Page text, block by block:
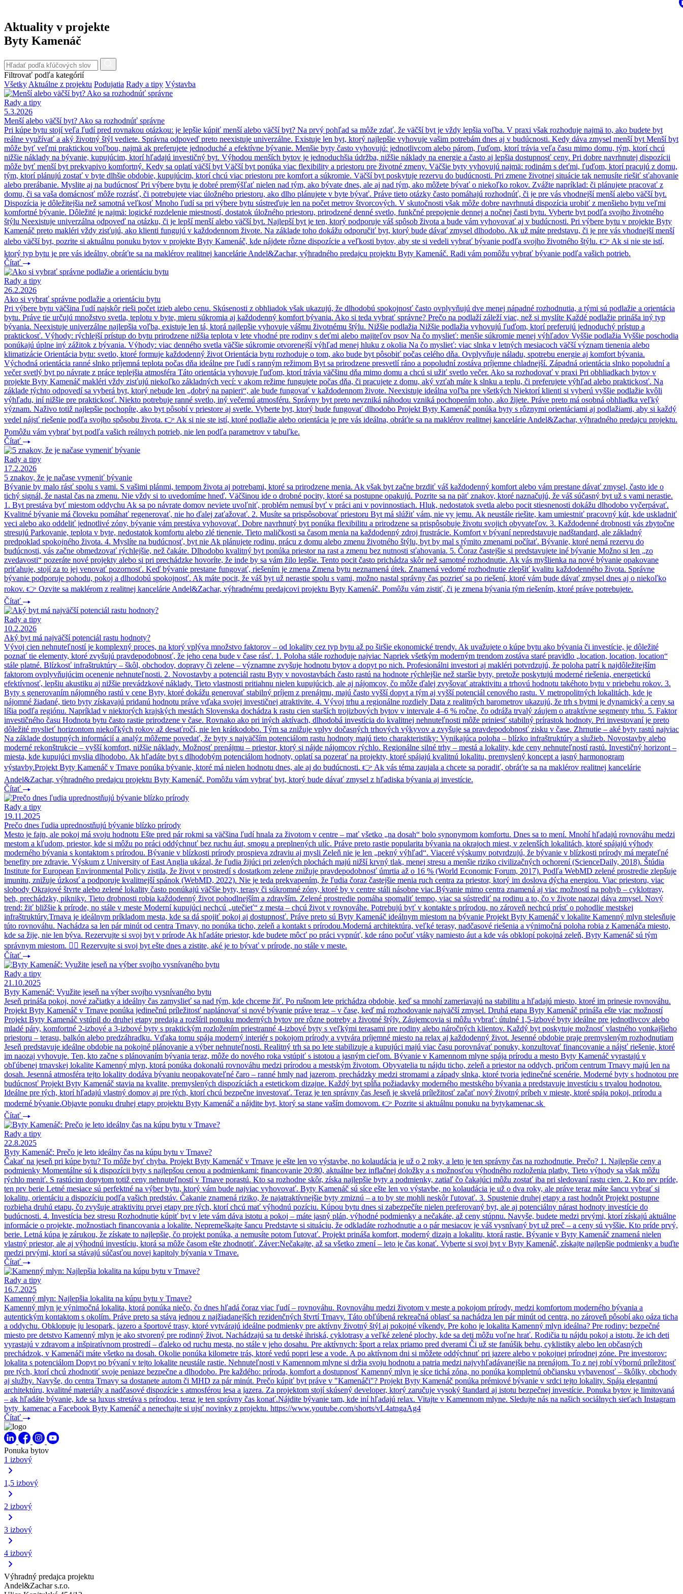
Aktuality v projekte
Byty Kamenáč
Filtrovať podľa kategórií
Všetky Aktuálne z projektu Podujatia Rady a tipy Výstavba
Rady a tipy
5.3.2026
Menší alebo väčší byt? Ako sa rozhodnúť správne
Pri kúpe bytu stojí veľa ľudí pred rovnakou otázkou: je lepšie kúpiť menší alebo väčší byt? Na prvý pohľad sa môže zdať, že väčší byt je vždy lepšia voľba. V praxi však rozhoduje najmä to, ako budete byt
reálne využívať a aký životný štýl vediete. Správna odpoveď preto neexistuje univerzálne. Existuje len byt, ktorý najlepšie vyhovuje vašim potrebám dnes aj v budúcnosti. Kedy dáva zmysel menší byt Menší byt
môže byť veľmi praktickou voľbou, najmä ak preferujete jednoduché a efektívne bývanie. Menšie byty často vyhovujú: jednotlivcom alebo párom, ľuďom, ktorí trávia veľa času mimo domu, tým, ktorí chcú
nižšie náklady na bývanie, kupujúcim, ktorí hľadajú investičný byt. Výhodou menších bytov je jednoduchšia údržba, nižšie náklady na energie a často aj lepšia dostupnosť ceny. Pri dobre navrhnutej dispozícii
môže byť menší byt prekvapivo komfortný. Kedy sa oplatí väčší byt Väčší byt ponúka viac flexibility a priestoru pre životné zmeny. Väčšie byty vyhovujú najmä: rodinám s deťmi, ľuďom, ktorí pracujú z domu,
tým, ktorí plánujú zostať v byte dlhšie obdobie, kupujúcim, ktorí chcú viac priestoru pre komfort a súkromie. Väčší byt poskytuje rezervu do budúcnosti. Pri zmene životnej situácie tak nemusíte riešiť sťahovanie
alebo prerábanie. Myslite aj na budúcnosť Pri výbere bytu je dobré premýšľať nielen nad tým, ako bývate dnes, ale aj nad tým, ako môžete bývať o niekoľko rokov. Zvážte napríklad: či plánujete pracovať z
domu, či sa vaša domácnosť môže rozrásť, či potrebujete viac úložného priestoru, ako dlho plánujete v byte bývať. Práve tieto otázky často pomáhajú rozhodnúť, či je pre vás vhodnejší menší alebo väčší byt.
Dispozícia je dôležitejšia než samotná veľkosť Mnoho ľudí sa pri výbere bytu sústreďuje len na počet metrov štvorcových. V skutočnosti však môže dobre navrhnutá dispozícia urobiť z menšieho bytu veľmi
komfortné bývanie. Dôležité je najmä: logické rozdelenie miestností, dostatok úložného priestoru, prirodzené denné svetlo, funkčné prepojenie dennej a nočnej časti bytu. Vyberte byt podľa svojho životného
štýlu Neexistuje univerzálna odpoveď na otázku, či je lepší menší alebo väčší byt. Najlepší byt je ten, ktorý podporuje váš spôsob života a bude vám vyhovovať aj v budúcnosti. Pri výbere bytu v projekte Byty
Kamenáč preto makléri vždy zisťujú, ako klienti fungujú v každodennom živote. Na základe toho dokážu odporučiť byt, ktorý bude dávať zmysel dlhodobo. Ak už máte predstavu, či je pre vás vhodnejší menší
alebo väčší byt, pozrite si aktuálnu ponuku bytov v projekte Byty Kamenáč, kde nájdete rôzne dispozície a veľkosti bytov, aby ste si vedeli vybrať bývanie podľa svojho životného štýlu. 👉 Ak si nie ste istí,
ktorý typ bytu je pre vás ideálny, obráťte sa na maklérov realitnej kancelárie Andel&Zachar, výhradného predajcu projektu Byty Kamenáč. Radi vám pomôžu vybrať bývanie podľa vašich potrieb.
Čítať
Rady a tipy
26.2.2026
Ako si vybrať správne podlažie a orientáciu bytu
Pri výbere bytu väčšina ľudí najskôr rieši počet izieb alebo cenu. Skúsenosti z obhliadok však ukazujú, že dlhodobú spokojnosť často ovplyvňujú dve menej nápadné rozhodnutia, a tými sú podlažie a orientácia
bytu. Práve tie určujú množstvo svetla, teplotu v byte, mieru súkromia aj každodenný komfort bývania. Ako si teda vybrať správne? Prečo na podlaží záleží viac, než si myslíte Každé podlažie prináša iný typ
bývania. Neexistuje univerzálne najlepšia voľba, existuje len tá, ktorá najlepšie vyhovuje vášmu životnému štýlu. Nižšie podlažia Nižšie podlažia vyhovujú ľuďom, ktorí preferujú jednoduchý prístup a
praktickosť. Výhody: rýchlejší prístup do bytu prirodzene nižšia teplota v lete vhodné pre rodiny s deťmi alebo majiteľov psov Na čo myslieť: menšie súkromie menej výhľadov Vyššie podlažia Vyššie poschodia
ponúkajú úplne iný zážitok z bývania. Výhody: viac denného svetla väčšie súkromie otvorenejší výhľad menej hluku z okolia Na čo myslieť: viac slnka v letných mesiacoch väčší význam tienenia alebo
klimatizácie Orientácia bytu: svetlo, ktoré formuje každodenný život Orientácia bytu rozhoduje o tom, ako bude byt pôsobiť počas celého dňa. Ovplyvňuje náladu, spotrebu energie aj komfort bývania.
Východná orientácia ranné slnko príjemná teplota počas dňa ideálne pre ľudí s ranným režimom Byt sa prirodzene presvetlí ráno a popoludní zostáva príjemne chladnejší. Západná orientácia slnko popoludní a
večer svetlý byt po návrate z práce teplejšia atmosféra Táto orientácia vyhovuje ľuďom, ktorí trávia väčšinu dňa mimo domu a chcú si užiť svetlo večer. Ako sa rozhodovať v praxi Pri obhliadkach bytov v
projekte Byty Kamenáč makléri vždy zisťujú niekoľko základných vecí: v akom režime fungujete počas dňa, či pracujete z domu, aký vzťah máte k slnku a teplu, či preferujete výhľad alebo praktickosť. Na
základe týchto odpovedí sa vyberá byt, ktorý nebude len „dobrý na papieri“, ale bude fungovať v každodennom živote. Neexistuje ideálna voľba pre všetkých Niektorí klienti si vyberú vyššie podlažie kvôli
výhľadu, iní nižšie pre praktickosť. Niekto potrebuje ranné svetlo, iný večernú atmosféru. Správny byt preto nevzniká náhodou vzniká pochopením toho, ako žijete. Práve preto má osobná obhliadka veľký
význam. Naživo totiž najlepšie pochopíte, ako byt pôsobí v priestore aj svetle. Vyberte byt, ktorý bude fungovať dlhodobo Projekt Byty Kamenáč ponúka byty s rôznymi orientáciami aj podlažiami, aby si každý
vedel nájsť riešenie podľa svojho spôsobu života. 👉 Ak si nie ste istí, ktoré podlažie alebo orientácia je pre vás ideálna, obráťte sa na maklérov realitnej kancelárie Andel&Zachar, výhradného predajcu projektu.
Pomôžu vám vybrať byt podľa vašich reálnych potrieb, nie len podľa parametrov v tabuľke.
Čítať
Rady a tipy
17.2.2026
5 znakov, že je načase vymeniť bývanie
Bývanie by malo rásť spolu s vami. S vašimi plánmi, tempom života aj potrebami, ktoré sa prirodzene menia. Ak však byt začne brzdiť váš každodenný komfort alebo vám prestane dávať zmysel, často ide o
tichý signál, že nastal čas na zmenu. Nie vždy si to uvedomíme hneď. Väčšinou ide o drobné pocity, ktoré sa postupne opakujú. Pozrite sa na päť znakov, ktoré naznačujú, že váš súčasný byt už s vami nerastie.
1. Byt prestáva byť miestom oddychu Ak sa po návrate domov neviete uvoľniť, problém nemusí byť v práci ani v povinnostiach. Hluk, nedostatok svetla alebo pocit stiesnenosti dokážu dlhodobo vyčerpávať.
Kvalitné bývanie má človeku pomáhať regenerovať, nie ho ďalej zaťažovať. 2. Musíte sa prispôsobovať priestoru Byt má slúžiť vám, nie vy jemu. Ak neustále riešite, kam umiestniť pracovný kút, kde uskladniť
veci alebo ako oddeliť jednotlivé zóny, bývanie vám prestáva vyhovovať. Dobre navrhnutý byt ponúka flexibilitu a prirodzene sa prispôsobuje životu svojich obyvateľov. 3. Každodenné drobnosti vás zbytočne
stresujú Parkovanie, teplota v byte, nedostatok komfortu alebo zlé tienenie. Tieto maličkosti sa časom menia na každodenný zdroj frustrácie. Komfort v bývaní nepredstavuje nadštandard, ale základný
predpoklad spokojného života. 4. Myslíte na budúcnosť, byt nie Ak plánujete rodinu, prácu z domu alebo zmenu životného štýlu, byt by mal s týmito zmenami počítať. Bývanie, ktoré nemá rezervu do
budúcnosti, vás začne obmedzovať rýchlejšie, než čakáte. Dlhodobo kvalitný byt ponúka priestor na rast a zmenu bez nutnosti sťahovania. 5. Čoraz častejšie si predstavujete iné bývanie Možno si len „zo
zvedavosti“ pozeráte nové projekty alebo si pri prechádzke hovoríte, že inde by sa vám žilo lepšie. Tento pocit často prichádza skôr než samotné rozhodnutie. Ak vás myšlienka na nové bývanie opakovane
priťahuje, stojí za to jej venovať pozornosť. Keď bývanie prestane fungovať, riešením je zmena Zmena bytu neznamená útek. Znamená vedomé rozhodnutie zlepšiť kvalitu každodenného života. Správne
bývanie podporuje pohodu, pokoj a dlhodobú spokojnosť. Ak máte pocit, že váš byt už nerastie spolu s vami, možno nastal správny čas pozrieť sa po riešení, ktoré vám bude dávať zmysel dnes aj o niekoľko
rokov. 👉 Ozvite sa maklérom z realitnej kancelárie Andel&Zachar, výhradnému predajcovi projektu Byty Kamenáč. Pomôžu vám zistiť, či je zmena bývania tým riešením, ktoré práve potrebujete.
Čítať
Rady a tipy
10.2.2026
Aký byt má najväčší potenciál rastu hodnoty?
Vývoj cien nehnuteľností je komplexný proces, na ktorý vplýva množstvo faktorov – od lokality cez typ bytu až po širšie ekonomické trendy. Ak uvažujete o kúpe bytu ako bývania či investície, je dôležité
poznať tie elementy, ktoré zvyšujú pravdepodobnosť, že jeho cena bude v čase rásť. 1. Poloha stále rozhoduje najviac Napriek všetkým moderným trendom zostáva staré pravidlo „location, location, location“
stále platné. Blízkosť infraštruktúry – škôl, obchodov, dopravy či zelene – významne zvyšuje hodnotu bytov a dopyt po nich. Profesionálni investori aj makléri potvrdzujú, že poloha patrí k najdôležitejším
faktorom ovplyvňujúcim ocenenie nehnuteľnosti. 2. Novostavby a potenciál rastu Byty v novostavbách často rastú na hodnote rýchlejšie než staršie byty, pretože poskytujú moderné riešenia, energetickú
efektívnosť, lepšiu akustiku aj nižšie prevádzkové náklady. Tieto vlastnosti pritiahnu nielen kupujúcich, ale aj nájomcov, čo môže ďalej zvyšovať atraktivitu a trhovú hodnotu takéhoto bytu v priebehu rokov. 3.
Byty s generovaním nájomného rastú v cene Byty, ktoré dokážu generovať stabilný príjem z prenájmu, majú často vyšší dopyt a tým aj vyšší potenciál cenového rastu. V metropolitných lokalitách, kde je
nájomné žiadané, tieto byty získavajú pridanú hodnotu práve vďaka svojej investičnej atraktivite. 4. Vývoj trhu a regionálne rozdiely Data z realitných barometrov ukazujú, že trh s bytmi je dynamický a ceny sa
líšia podľa regiónu. Napríklad v niektorých krajských mestách Slovenska dochádza k rastu cien starších trojizbových bytov v intervale 4–6 % ročne, čo odráža trvalý záujem o atraktívne segmenty trhu. 5. Faktor
investičného času Hodnota bytu často rastie prirodzene v čase. Rovnako ako pri iných aktívach, dlhodobá investícia do kvalitnej nehnuteľnosti môže priniesť stabilný prírastok hodnoty. Pri investovaní je preto
dôležité myslieť horizontom niekoľkých rokov až desaťročí, nie len krátkodobo. Tým sa znižuje vplyv dočasných trhových výkyvov a zvyšuje sa pravdepodobnosť zisku v čase. Zhrnutie – aké byty rastú najviac
Na základe dostupných informácií a analýz môžeme povedať, že byty s najväčším potenciálom rastu hodnoty majú tieto charakteristiky: Vynikajúca poloha – blízko infraštruktúry a služieb. Novostavby alebo
moderné rekonštrukcie – vyšší komfort, nižšie náklady. Možnosť prenájmu – priestor, ktorý si nájde nájomcov rýchlo. Regionálne silné trhy – mestá a lokality, kde ceny nehnuteľností rastú. Investičný horizont –
miesta, kde kupujúci myslia dlhodobo. Ak hľadáte byt s dlhodobým potenciálom hodnoty, oplatí sa pozerať na projekty, ktoré spájajú kvalitnú lokalitu, premyslený koncept a jasný harmonogram
výstavby.Projekt Byty Kamenáč v Trnave ponúka bývanie, ktoré má nielen hodnotu dnes, ale aj do budúcnosti. 👉 Ak vás téma zaujala a chcete sa poradiť, obráťte sa na maklérov realitnej kancelárie
Andel&Zachar, výhradného predajcu projektu Byty Kamenáč. Pomôžu vám vybrať byt, ktorý bude dávať zmysel z hľadiska bývania aj investície.
Čítať
Rady a tipy
19.11.2025
Prečo dnes ľudia uprednostňujú bývanie blízko prírody
Mesto je fajn, ale pokoj má svoju hodnotu Ešte pred pár rokmi sa väčšina ľudí hnala za životom v centre – mať všetko „na dosah“ bolo synonymom komfortu. Dnes sa to mení. Mnohí hľadajú rovnováhu medzi
mestom a kľudom, priestor, kde si môžu po práci oddýchnuť bez ruchu áut, smogu a preplnených ulíc. Práve preto rastie popularita bývania na okrajoch miest, v zelenších lokalitách, ktoré spájajú výhody
moderného bývania s kontaktom s prírodou. Bývanie v blízkosti prírody prospieva zdraviu aj mysli Zeleň nie je len „pekný výhľad“. Viaceré výskumy potvrdzujú, že bývanie v blízkosti prírody má merateľné
benefity pre zdravie. Výskum z University of East Anglia ukázal, že ľudia žijúci pri zelených plochách majú nižší krvný tlak, menej stresu a menšie riziko civilizačných ochorení (ScienceDaily, 2018). Štúdia
Institute for European Environmental Policy zistila, že život v prostredí s dostatkom zelene znižuje pravdepodobnosť úmrtia až o 16 % (World Economic Forum, 2017). Podľa WebMD zelené prostredie zlepšuje
imunitu, znižuje úzkosť a podporuje kvalitnejší spánok (WebMD, 2022). Nie je teda prekvapením, že ľudia čoraz častejšie menia ruch centra za priestor, ktorý im doslova dýcha energiou. Viac priestoru, viac
slobody Okrajové štvrte alebo zelené lokality často ponúkajú väčšie byty, terasy či súkromné zóny, ktoré by v centre stáli násobne viac.Bývanie mimo centra znamená aj viac možností na pohyb – cyklotrasy,
beh, prechádzky, pikniky. Tieto drobnosti robia každodenný život pohodlnejším a zdravším. Zelené prostredie pomáha spomaliť tempo, viac sa sústrediť na rodinu a to, čo v živote naozaj dáva zmysel. Nový
trend: žiť bližšie k prírode, no stále v meste Moderní kupujúci nechcú „utečieť“ z mesta – chcú život v rovnováhe. Potrebujú byť v kontakte s prírodou, no zároveň nechcú prísť o pohodlie mestskej
infraštruktúry.Trnava je ideálnym príkladom mesta, kde sa dá spojiť pokoj aj dostupnosť. Práve preto sú Byty Kamenáč ideálnym miestom na bývanie Projekt Byty Kamenáč v lokalite Kamenný mlyn stelesňuje
túto rovnováhu. Nachádza sa len pár minút od centra Trnavy, no ponúka ticho, zeleň a kontakt s prírodou.Moderná architektúra, veľké terasy, nadčasové riešenia a výnimočná poloha robia z Kamenáča miesto,
kde sa žije, nie len býva. Rezervujte si svoj byt v prírode Ak hľadáte priestor, kde budete môcť po práci vypnúť, kde ráno počuť vtáky namiesto áut a kde vás obklopí pokojná zeleň, Byty Kamenáč sú tým
správnym miestom. 👉🏻 Rezervujte si svoj byt ešte dnes a zistite, aké je to bývať v prírode, no stále v meste.
Čítať
Rady a tipy
21.10.2025
Byty Kamenáč: Využite jeseň na výber svojho vysnívaného bytu
Jeseň prináša pokoj, nové začiatky a ideálny čas zamyslieť sa nad tým, kde chceme žiť. Po rušnom lete prichádza obdobie, keď sa mnohí zameriavajú na stabilitu a hľadajú miesto, ktoré im prinesie rovnováhu.
Projekt Byty Kamenáč v Trnave ponúka jedinečnú príležitosť naplánovať si nové bývanie práve teraz – v čase, keď má rozhodovanie najväčší zmysel. Druhá etapa Byty Kamenáč prináša ešte viac možností
Projekt Byty Kamenáč vstúpil do druhej etapy predaja a rozšíril ponuku moderných bytov pre rôzne potreby a životné štýly. Záujemcovia si môžu vybrať: útulné 1,5-izbové byty ideálne pre jednotlivcov alebo
mladé páry, komfortné 2-izbové a 3-izbové byty s praktickým rozložením priestranné 4-izbové byty s veľkými terasami pre rodiny alebo náročných klientov. Každý byt poskytuje možnosť vlastného vonkajšieho
priestoru – terasu, balkón alebo predzáhradku. Vďaka tomu spája moderný interiér s pokojom prírody a vytvára príjemné miesto na relax aj každodenný život. Jesenné obdobie praje premysleným rozhodnutiam
Jeseň predstavuje ideálne obdobie na pokojné plánovanie a výber nehnuteľnosti. Realitný trh sa po lete stabilizuje a kupujúci majú viac času porovnávať ponuky, konzultovať financovanie a nájsť riešenie, ktoré
im naozaj vyhovuje. Ten, kto začne s plánovaním bývania teraz, môže do nového roka vstúpiť s istotou a jasným cieľom. Bývanie v Kamennom mlyne spája prírodu a mesto Byty Kamenáč vyrastajú v
obľúbenej trnavskej lokalite Kamenný mlyn, ktorá ponúka dokonalú rovnováhu medzi prírodou a mestským životom. Obyvatelia tu nájdu ticho, zeleň a priestor na oddych, pričom centrum Trnavy majú len na
dosah. Jesenná atmosféra tejto lokality dodáva bývaniu neopakovateľné čaro – ranné hmly nad jazerom, prechádzky medzi stromami a západy slnka, ktoré tvoria jedinečné scenérie. Moderné byty s hodnotou pre
budúcnosť Projekt Byty Kamenáč stavia na kvalite, premyslených dispozíciách a estetickom dizajne. Každý byt spĺňa požiadavky moderného mestského bývania a predstavuje investíciu s trvalou hodnotou.
Ideálne pre tých, ktorí hľadajú vlastný domov aj pre tých, ktorí chcú bezpečne investovať. Teraz je ten správny čas Jeseň je skvelá príležitosť začať nový životný príbeh v mieste, ktoré spája pokoj, prírodu a
moderné bývanie.Objavte ponuku druhej etapy projektu Byty Kamenáč a nájdite byt, ktorý sa stane vaším domovom. 👉 Pozrite si aktuálnu ponuku na bytykamenac.sk
Čítať
Rady a tipy
22.8.2025
Byty Kamenáč: Prečo je leto ideálny čas na kúpu bytu v Trnave?
Čakať na jeseň pri kúpe bytu? To môže byť chyba. Projekt Byty Kamenáč v Trnave je ešte len vo výstavbe, no kolaudácia je už o 2 roky, a leto je ten správny čas na rozhodnutie. Prečo? 1. Najlepšie ceny a
podmienky Momentálne sú k dispozícii byty s najlepšou cenou a podmienkami: financovanie 20:80, aktuálne bez inflačnej doložky a s možnosťou výhodného rozloženia platby. Tieto výhody sa však môžu
rýchlo meniť. S rastúcim dopytom totiž ceny nehnuteľností v Trnave porastú. Kto sa rozhodne skôr, získa najlepšie byty a podmienky, zatiaľ čo čakajúci môžu zostať iba pri sledovaní rastu cien. 2. Kto prv príde,
ten prv berie Letné mesiace sú perfektné na výber bytu, ktorý vám bude najviac vyhovovať. Byty Kamenáč sú síce ešte len vo výstavbe, no kolaudácia je už o dva roky, ale práve teraz máte šancu vybrať si
lokalitu, orientáciu a dispozíciu podľa vašich predstáv. Čakanie znamená riziko, že najatraktívnejšie byty zmiznú – a to by ste mohli neskôr ľutovať. 3. Spustenie druhej etapy a rast hodnôt Projekt postupne
rozbieha druhú etapu, čo zvyšuje atraktivitu prvej etapy pre tých, ktorí chcú mať výhodnú pozíciu. Kúpou bytu dnes si zabezpečíte nielen preferovaný byt, ale aj potenciálny nárast hodnoty investície do
budúcnosti. 4. Investícia bez stresu Rozhodnutie kúpiť byt v lete vám dáva istotu a pokoj – máte jasný plán, výhodné podmienky a nečakáte, až ceny stúpnu. Navyše, budete medzi prvými, ktorí získajú aktuálne
informácie o projekte, možnostiach financovania a lokalite. Nepremeškajte šancu Predstavte si situáciu, že odkladáte rozhodnutie a o pár mesiacov je váš vysnívaný byt už preč – a ceny sú vyššie. Kto príde prvý,
berie. Letná kúpa je zárukou, že získate to najlepšie, čo projekt ponúka, a nemusíte potom ľutovať. Projekt prináša komfort, moderný dizajn a lokalitu, ktorá rastie. Bývanie v Byty Kamenáč znamená nielen
vlastný priestor, ale aj výhodnú investíciu, ktorá sa môže časom ešte zhodnotiť. Záver:Nečakajte, až sa všetko zmení – leto je čas konať. Vyberte si svoj byt v Byty Kamenáč, získajte najlepšie podmienky a buďte
medzi prvými, ktorí sa stávajú súčasťou novej kapitoly bývania v Trnave.
Čítať
Rady a tipy
16.7.2025
Kamenný mlyn: Najlepšia lokalita na kúpu bytu v Trnave?
Kamenný mlyn je výnimočná lokalita, ktorá ponúka niečo, čo dnes hľadá čoraz viac ľudí – rovnováhu. Rovnováhu medzi životom v meste a pokojom prírody, medzi komfortom moderného bývania a
autentickým kontaktom s okolím. Práve preto sa stáva jednou z najžiadanejších rezidenčných štvrtí Trnavy. Táto obľúbená rekreačná oblasť sa nachádza len pár minút od centra, no zároveň pôsobí ako oáza ticha
a oddychu. Obklopuje ju lesopark, jazero a športové trasy, ktoré vytvárajú ideálne podmienky pre aktívny životný štýl aj pokojné víkendy. Pre koho je lokalita Kamenný mlyn ideálna? Pre rodiny: bezpečné
miesto pre detstvo Kamenný mlyn je ako stvorený pre rodinný život. Nachádzajú sa tu detské ihriská, cyklotrasy a veľké zelené plochy, kde sa deti môžu voľne hrať. Rodičia tu nájdu pokoj a istotu, že ich deti
vyrastajú v zdravom a inšpiratívnom prostredí – ďaleko od ruchu mesta, no stále v jeho dosahu. Pre aktívnych: šport a relax priamo pred dverami Či už ste fanúšik behu, cyklistiky alebo len občasných
prechádzok, v Kamenáči máte všetko na dosah. Okolie ponúka kilometre trás, ktoré vedú popri lese a vode. A po aktívnom dni si môžete oddýchnuť pri jazere alebo v pokojnej prírodnej zóne. Pre investorov:
lokalita s potenciálom Dopyt po bývaní v tejto lokalite neustále rastie. Nehnuteľnosti v Kamennom mlyne si držia svoju hodnotu a patria medzi najvyhľadávanejšie na prenájom. To z nej robí výbornú príležitosť
pre tých, ktorí chcú zhodnotiť svoje peniaze bezpečne a dlhodobo. Pre každého: príroda, komfort a dostupnosť Kamenný mlyn je síce tichá zóna, no ponúka kompletnú občiansku vybavenosť – škôlky, obchody
aj služby. Navyše, do centra Trnavy sa dostanete autom či MHD za pár minút. Prečo kúpiť byt práve v "Kamenáči"? Projekt Byty Kamenáč ponúka prémiové bývanie v srdci tejto lokality. Spája elegantnú
architektúru, kvalitné materiály a nadčasové dispozície s atmosférou lesa a jazera. Za projektom stojí skúsený developer, ktorý zaručuje vysoký štandard aj istotu bezpečnej investície. Ponuka bytov je limitovaná
– ak hľadáte bývanie, kde sa luxus stretáva s prírodou, teraz je ten správny čas konať.Nájdite bývanie tam, kde iní hľadajú relax. Vitajte v Kamennom mlyne. Sledujte nás na našich sociálnych sieťach Instagram
byty_kamenac a Facebook Byty Kamenáč a nenechajte si ujsť novinky z projektu. https://www.youtube.com/shorts/vL4atngaAg4
Čítať
Ponuka bytov
1 izbový
1,5 izbový
2 izbový
3 izbový
4 izbový
Výhradný predajca projektu
Andel&Zachar s.r.o.